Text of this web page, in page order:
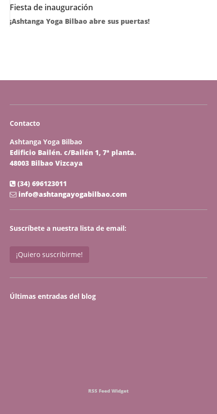
Fiesta de inauguración
¡Ashtanga Yoga Bilbao abre sus puertas!
Contacto
Ashtanga Yoga Bilbao
Edificio Bailén. c/Bailén 1, 7ª planta.
48003 Bilbao Vizcaya
(34) 696123011
info@ashtangayogabilbao.com
Suscríbete a nuestra lista de email:
¡Quiero suscribirme!
Últimas entradas del blog
RSS Feed Widget